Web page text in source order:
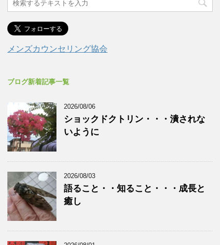
メンズカウンセリング協会
ブログ新着記事一覧
2026/08/06
ショックドクトリン・・・潰されな
いように
2026/08/03
語ること・・知ること・・・成長と
癒し